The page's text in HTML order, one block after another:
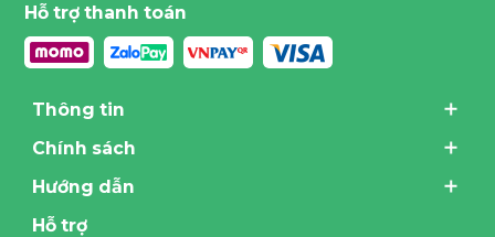
Hỗ trợ thanh toán
Thông tin
Chính sách
Hướng dẫn
Hỗ trợ